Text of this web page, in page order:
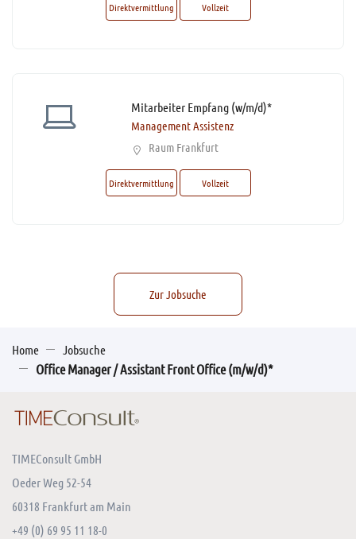
Direktvermittlung Vollzeit
Mitarbeiter Empfang (w/m/d)*
Management Assistenz
Raum Frankfurt
Direktvermittlung Vollzeit
Zur Jobsuche
Home Jobsuche
Office Manager / Assistant Front Office (m/w/d)*
TIMEConsult GmbH
Oeder Weg 52-54
60318 Frankfurt am Main
+49 (0) 69 95 11 18-0